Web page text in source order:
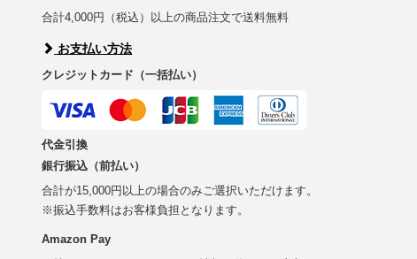
合計4,000円（税込）以上の商品注文で送料無料
お支払い方法
クレジットカード（一括払い）
代金引換
銀行振込（前払い）
合計が15,000円以上の場合のみご選択いただけます。
※振込手数料はお客様負担となります。
Amazon Pay